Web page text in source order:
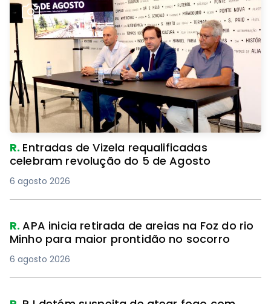
R. Entradas de Vizela requalificadas
celebram revolução do 5 de Agosto
6 agosto 2026
R.APA inicia retirada de areias na Foz do rio
Minho para maior prontidão no socorro
6 agosto 2026